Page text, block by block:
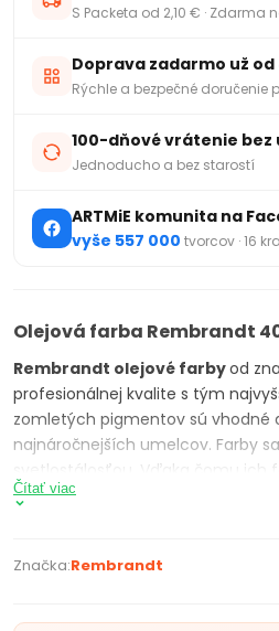
S Packeta od 2,10 € · Zdarma
Doprava zadarmo už od
Rýchle a bezpečné doručenie
100-dňové vrátenie bez
Jednoducho a bez starostí
ARTMiE komunita na
vyše 557 000 tvorcov · 16
Olejová farba Rembrandt
Rembrandt olejové farbyod
profesionálnej kvalite s tým
zomletých pigmentov sú vhodné
najnáročnejších umelcov. Farby
svetlostálosťou. Vďaka čomu ich
dielach nevybledne ani po veľmi
zaisťuje ich najvyššiu možnú
polokrycie a krycie. Farebná
Čítať viac
Značka:Rembrandt